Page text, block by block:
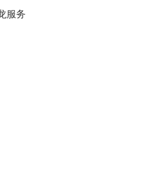
服务